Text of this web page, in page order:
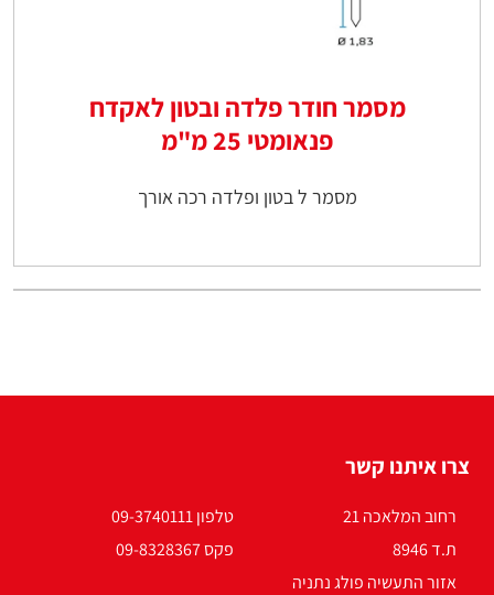
מסמר חודר פלדה ובטון לאקדח
פנאומטי 25 מ"מ
מסמר ל בטון ופלדה רכה אורך
צרו איתנו קשר
רחוב המלאכה 21
ת.ד 8946
אזור התעשיה פולג נתניה
טלפון 09-3740111
פקס 09-8328367